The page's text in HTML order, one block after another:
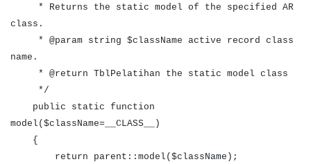
* Returns the static model of the specified AR
class.
* @param string $className active record class
name.
* @return TblPelatihan the static model class
*/
public static function
model($className=__CLASS__)
{
return parent::model($className);